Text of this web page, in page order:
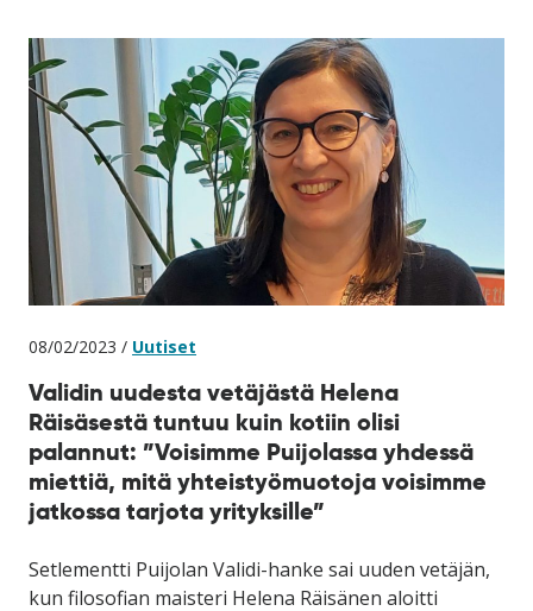
08/02/2023 / Uutiset
Validin uudesta vetäjästä Helena
Räisäsestä tuntuu kuin kotiin olisi
palannut: ”Voisimme Puijolassa yhdessä
miettiä, mitä yhteistyömuotoja voisimme
jatkossa tarjota yrityksille”
Setlementti Puijolan Validi-hanke sai uuden vetäjän,
kun filosofian maisteri Helena Räisänen aloitti